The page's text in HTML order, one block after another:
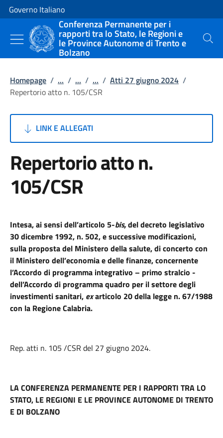
Vai al contenuto
Vai alla navigazione del sito
Governo Italiano
Conferenza Permanente per i
rapporti tra lo Stato, le Regioni e
le Province Autonome di Trento e
Bolzano
Cerca
Homepage / ... / ... / ... / Atti 27 giugno 2024 /
Repertorio atto n. 105/CSR
LINK E ALLEGATI
Repertorio atto n.
105/CSR
Intesa, ai sensi dell’articolo 5-bis,del decreto legislativo
30 dicembre 1992, n. 502,e successive modificazioni,
sulla proposta del Ministero della salute, di concerto con
il Ministero dell’economia e delle finanze,concernente
l’Accordo di programma integrativo – primo stralcio -
dell’Accordo di programma quadro per il settore degli
investimenti sanitari, exarticolo 20 della legge n. 67/1988
con la Regione Calabria.
Rep. atti n. 105 /CSR del 27 giugno 2024.
LA CONFERENZA PERMANENTE PER I RAPPORTI TRA LO
STATO, LE REGIONI E LE PROVINCE AUTONOME DI TRENTO
E DI BOLZANO